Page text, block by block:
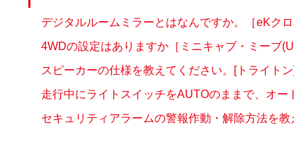
デジタルルームミラーとはなんですか。［eKク
4WDの設定はありますか［ミニキャブ・ミーブ
スピーカーの仕様を教えてください。[トライトン]
走行中にライトスイッチをAUTOのままで、オー
セキュリティアラームの警報作動・解除方法を